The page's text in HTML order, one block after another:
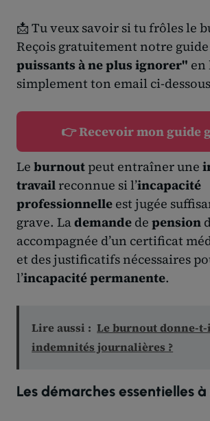
📩 Tu veux savoir si tu frôles le
Reçois gratuitement notre guide
puissants à ne plus ignorer" en
simplement ton email ci-
👉 Recevoir mon guide
Le burnout peut entraîner une
travailreconnue si l’incapacité
professionnelle est jugée
grave. Lademande de pension
accompagnée d’un certificat
et des justificatifs nécessaires
l’incapacité permanente.
Lire aussi : Le burnout donne-
indemnités journalières ?
Les démarches essentielles